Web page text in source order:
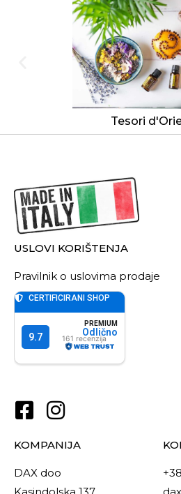
Tesori
USLOVI KORIŠTENJA
Pravilnik o uslovima prodaje
KOMPANIJA
DAX doo